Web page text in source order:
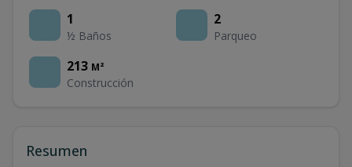
1
½ Baños
2
Parqueo
213 M²
Construcción
Resumen